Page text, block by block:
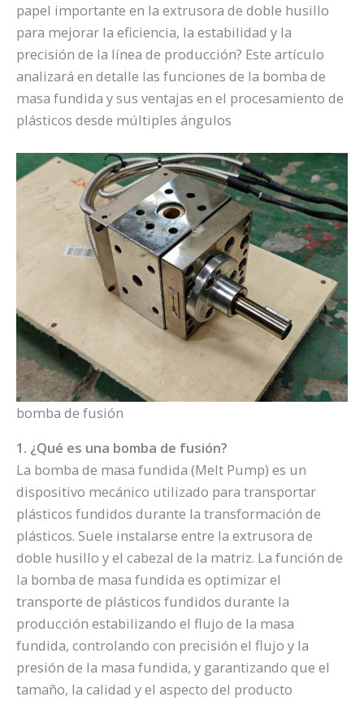
papel importante en la extrusora de doble husillo
para mejorar la eficiencia, la estabilidad y la
precisión de la línea de producción? Este artículo
analizará en detalle las funciones de la bomba de
masa fundida y sus ventajas en el procesamiento de
plásticos desde múltiples ángulos
bomba de fusión
1. ¿Qué es una bomba de fusión?
La bomba de masa fundida (Melt Pump) es un
dispositivo mecánico utilizado para transportar
plásticos fundidos durante la transformación de
plásticos. Suele instalarse entre la extrusora de
doble husillo y el cabezal de la matriz. La función de
la bomba de masa fundida es optimizar el
transporte de plásticos fundidos durante la
producción estabilizando el flujo de la masa
fundida, controlando con precisión el flujo y la
presión de la masa fundida, y garantizando que el
tamaño, la calidad y el aspecto del producto